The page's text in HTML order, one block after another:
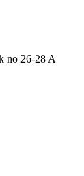
no 26-28 A